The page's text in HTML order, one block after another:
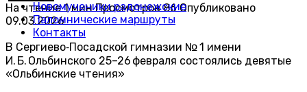
Новомученики радонежские
Паломнические маршруты
Контакты
На чтение1 мин Просмотров 86 Опубликовано
09.03.2026
В Сергиево‑Посадской гимназии № 1 имени
И. Б. Ольбинского 25–26 февраля состоялись девятые
«Ольбинские чтения»